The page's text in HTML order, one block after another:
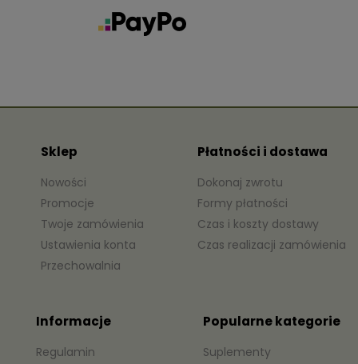
Sklep
Nowości
Promocje
Twoje zamówienia
Ustawienia konta
Przechowalnia
Płatności i dostawa
Dokonaj zwrotu
Formy płatności
Czas i koszty dostawy
Czas realizacji zamówienia
Informacje
Regulamin
Popularne kategorie
Suplementy